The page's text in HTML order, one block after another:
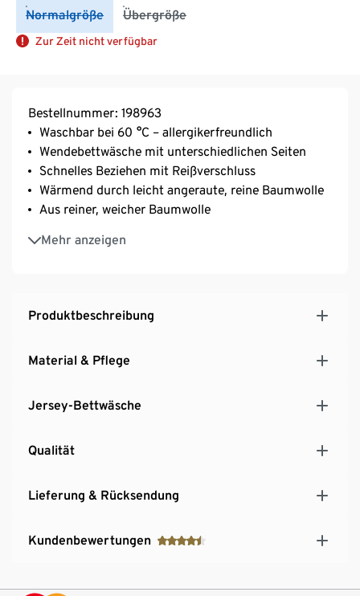
Normalgröße Übergröße
Zur Zeit nicht verfügbar
Bestellnummer: 198963
Waschbar bei 60 °C – allergikerfreundlich
Wendebettwäsche mit unterschiedlichen Seiten
Schnelles Beziehen mit Reißverschluss
Wärmend durch leicht angeraute, reine Baumwolle
Aus reiner, weicher Baumwolle
Mehr anzeigen
Weich und anschmiegsam durch elastische
Maschenware
Produktbeschreibung
Material & Pflege
Jersey-Bettwäsche
Qualität
Lieferung & Rücksendung
Kundenbewertungen